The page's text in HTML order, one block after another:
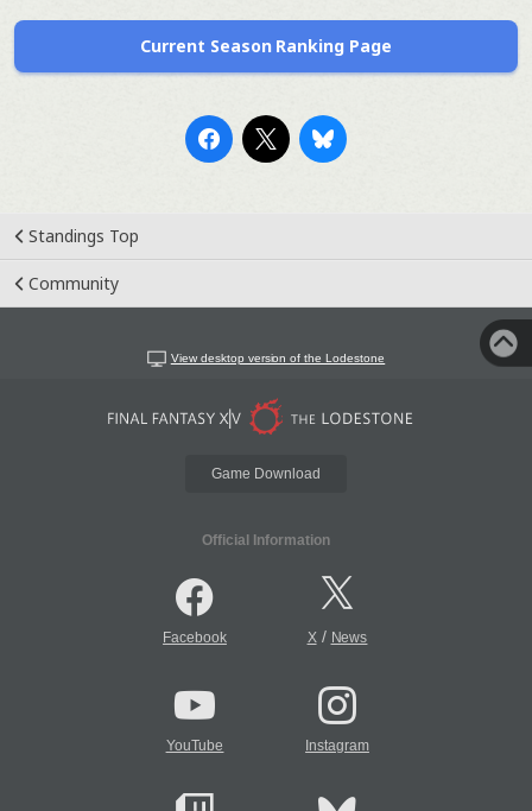
Current Season Ranking Page
Standings Top
Community
View desktop version of the Lodestone
Game Download
Official Information
Facebook X/ News
YouTube Instagram